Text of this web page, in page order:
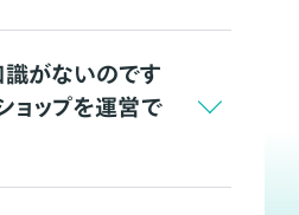
識がないのです
ョップを運営で